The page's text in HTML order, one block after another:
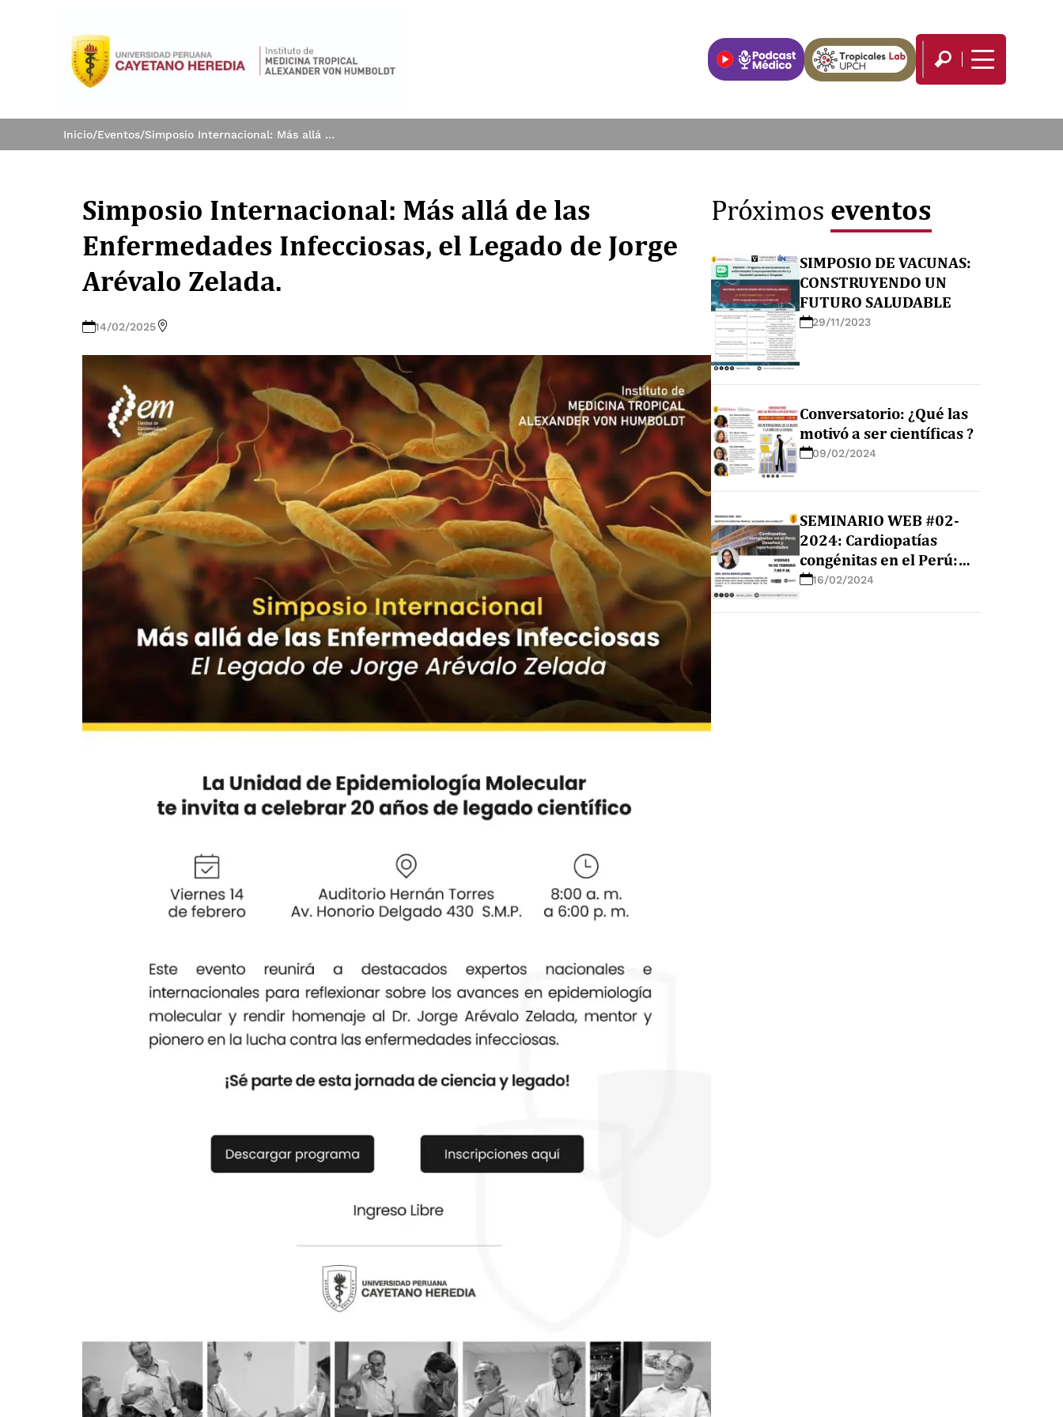
Inicio/Eventos/ Simposio Internacional: Más allá de las Enfermedades Infecciosas, el Legado de Jorge Arévalo Zelada.
Simposio Internacional: Más allá de las
Enfermedades Infecciosas, el Legado de Jorge
Arévalo Zelada.
14/02/2025
Próximos eventos
SIMPOSIO DE VACUNAS:
CONSTRUYENDO UN
FUTURO SALUDABLE
29/11/2023
Conversatorio: ¿Qué las
motivó a ser científicas ?
09/02/2024
SEMINARIO WEB #02-
2024: Cardiopatías
congénitas en el Perú:
Desafíos y
16/02/2024